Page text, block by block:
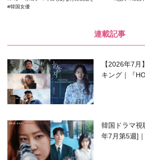
韓国女優
連載記事
【2026年7
キング｜『
韓国ドラマ視
年7月第5週]